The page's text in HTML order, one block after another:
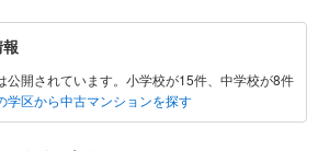
公開されています。小学校が15件、中学校が8件
学区から中古マンションを探す